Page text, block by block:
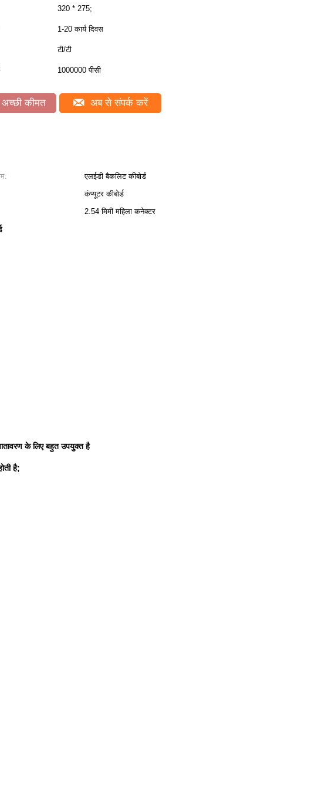
320 * 275;
1-20 कार्य दिवस
टी/टी
1000000 पीसी
कीमत अब से संपर्क करें
एलईडी बैकलिट कीबोर्ड
कंप्यूटर कीबोर्ड
2.54 मिमी महिला कनेक्टर
के लिए बहुत उपयुक्त है
है;